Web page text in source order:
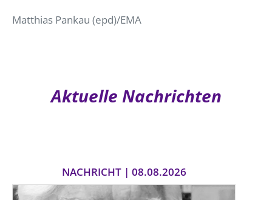
Matthias Pankau (epd)/EMA
Aktuelle Nachrichten
NACHRICHT | 08.08.2026